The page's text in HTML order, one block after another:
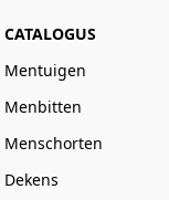
CATALOGUS
Mentuigen
Menbitten
Menschorten
Dekens